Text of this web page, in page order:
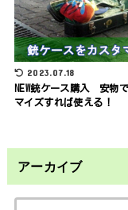
2023.07.18
NEW銃ケース購入 安物
マイズすれば使える！
アーカイブ